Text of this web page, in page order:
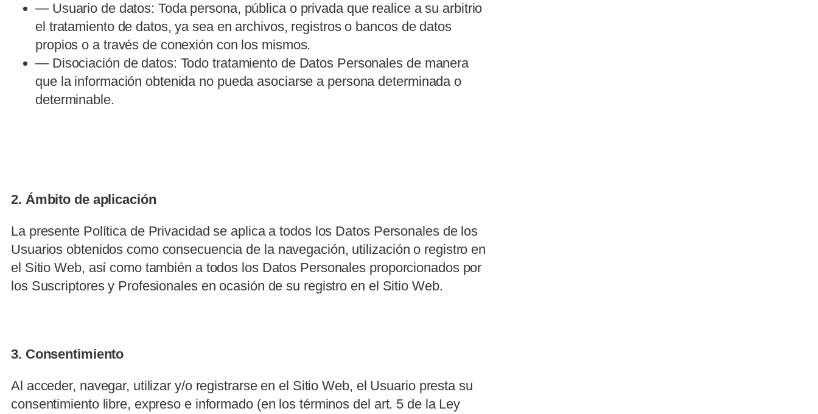
— Usuario de datos: Toda persona, pública o privada que realice a su arbitrio
el tratamiento de datos, ya sea en archivos, registros o bancos de datos
propios o a través de conexión con los mismos.
— Disociación de datos: Todo tratamiento de Datos Personales de manera
que la información obtenida no pueda asociarse a persona determinada o
determinable.
2. Ámbito de aplicación
La presente Política de Privacidad se aplica a todos los Datos Personales de los
Usuarios obtenidos como consecuencia de la navegación, utilización o registro en
el Sitio Web, así como también a todos los Datos Personales proporcionados por
los Suscriptores y Profesionales en ocasión de su registro en el Sitio Web.
3. Consentimiento
Al acceder, navegar, utilizar y/o registrarse en el Sitio Web, el Usuario presta su
consentimiento libre, expreso e informado (en los términos del art. 5 de la Ley